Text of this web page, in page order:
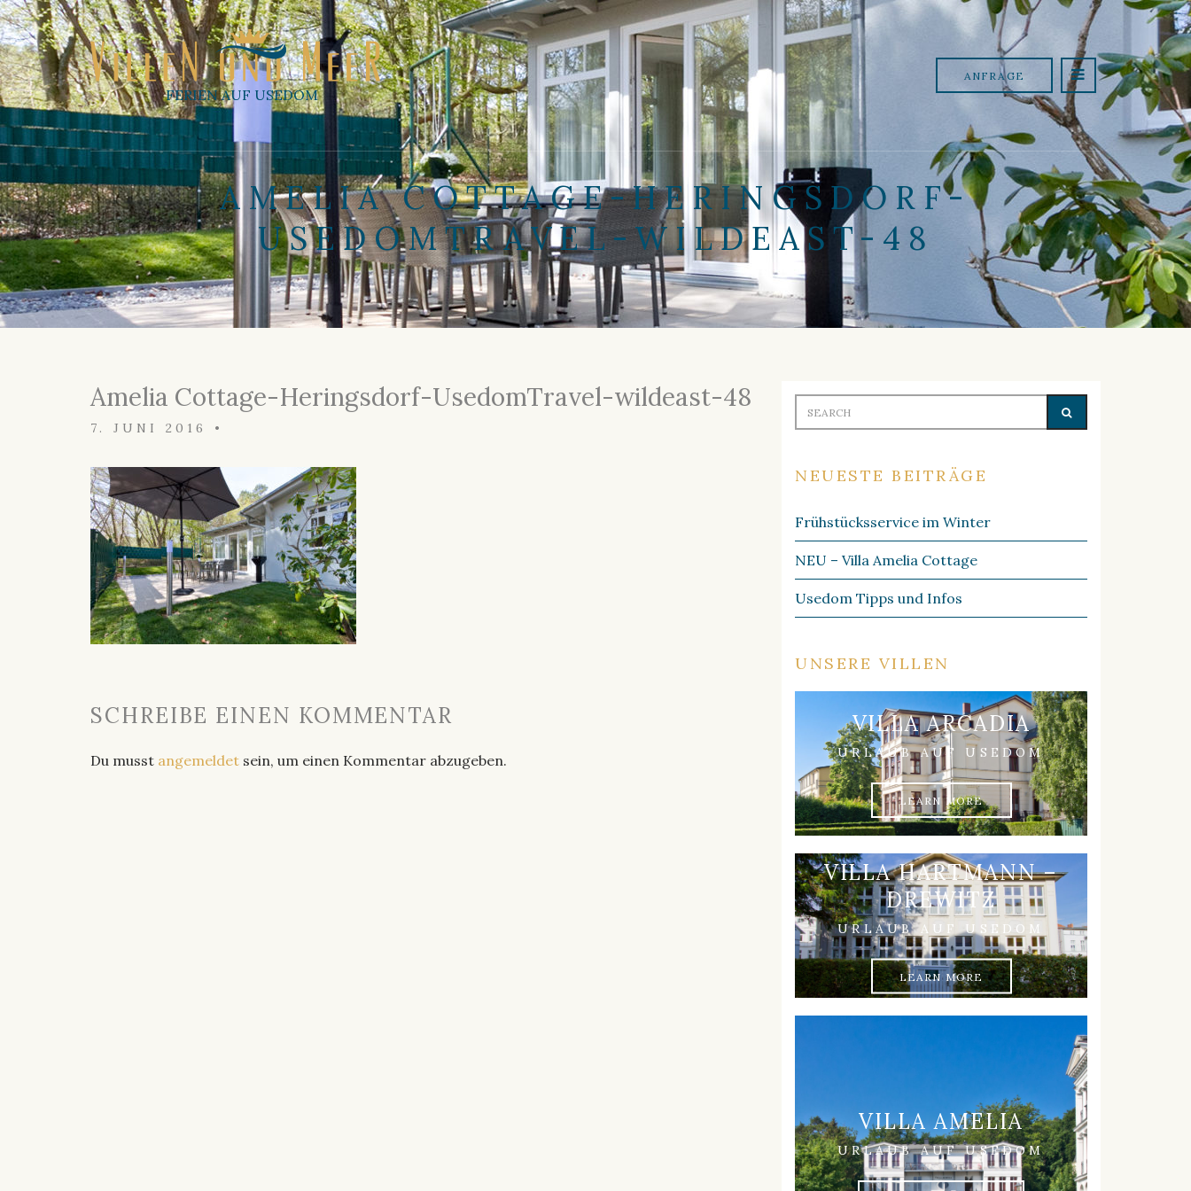
FERIEN AUF USEDOM
ANFRAGE
AMELIA COTTAGE-HERINGSDORF-
USEDOMTRAVEL-WILDEAST-48
Amelia Cottage-Heringsdorf-UsedomTravel-wildeast-48
7. JUNI 2016 •
SCHREIBE EINEN KOMMENTAR
Du musst angemeldet sein, um einen Kommentar abzugeben.
Search
for:
NEUESTE BEITRÄGE
Frühstücksservice im Winter
NEU – Villa Amelia Cottage
Usedom Tipps und Infos
UNSERE VILLEN
VILLA ARCADIA
URLAUB AUF USEDOM
LEARN MORE
VILLA HARTMANN –
DREWITZ
URLAUB AUF USEDOM
LEARN MORE
VILLA AMELIA
URLAUB AUF USEDOM